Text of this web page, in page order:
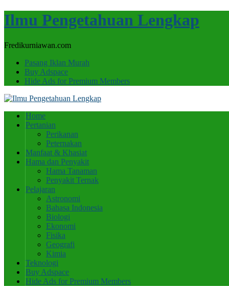
Ilmu Pengetahuan Lengkap
Fredikurniawan.com
Pasang Iklan Murah
Buy Adspace
Hide Ads for Premium Members
Home
Pertanian
Perikanan
Peternakan
Manfaat & Khasiat
Hama dan Penyakit
Hama Tanaman
Penyakit Ternak
Pelajaran
Astronomi
Bahasa Indonesia
Biologi
Ekonomi
Fisika
Geografi
Kimia
Teknologi
Buy Adspace
Hide Ads for Premium Members